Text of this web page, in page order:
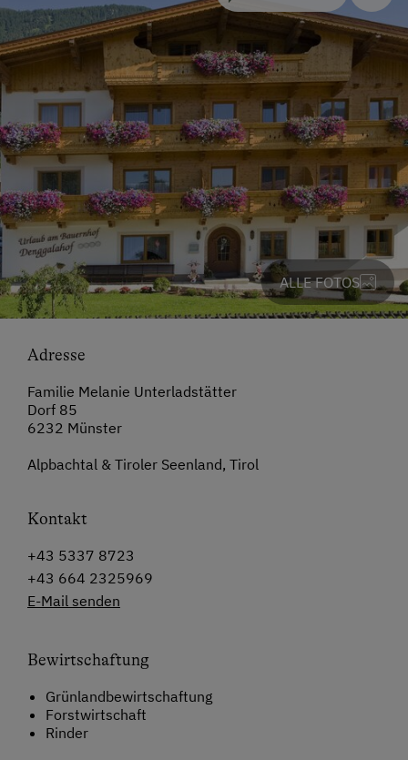
ALLE FOTOS
Adresse
Familie Melanie Unterladstätter
Dorf 85
6232 Münster
Alpbachtal & Tiroler Seenland, Tirol
Kontakt
+43 5337 8723
+43 664 2325969
E-Mail senden
Bewirtschaftung
Grünlandbewirtschaftung
Forstwirtschaft
Rinder